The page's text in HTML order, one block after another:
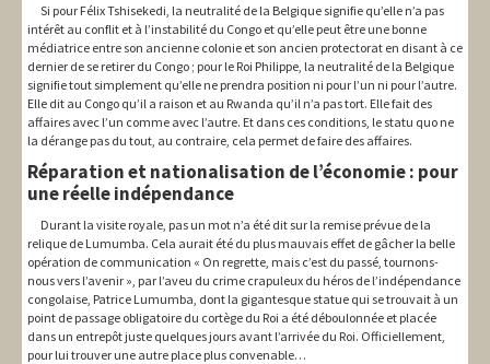
Si pour Félix Tshisekedi, la neutralité de la Belgique signifie qu’elle n’a pas
intérêt au conflit et à l’instabilité du Congo et qu’elle peut être une bonne
médiatrice entre son ancienne colonie et son ancien protectorat en disant à ce
dernier de se retirer du Congo ; pour le Roi Philippe, la neutralité de la Belgique
signifie tout simplement qu’elle ne prendra position ni pour l’un ni pour l’autre.
Elle dit au Congo qu’il a raison et au Rwanda qu’il n’a pas tort. Elle fait des
affaires avec l’un comme avec l’autre. Et dans ces conditions, le statu quo ne
la dérange pas du tout, au contraire, cela permet de faire des affaires.
Réparation et nationalisation de l’économie : pour
une réelle indépendance
Durant la visite royale, pas un mot n’a été dit sur la remise prévue de la
relique de Lumumba. Cela aurait été du plus mauvais effet de gâcher la belle
opération de communication « On regrette, mais c’est du passé, tournons-
nous vers l’avenir », par l’aveu du crime crapuleux du héros de l’indépendance
congolaise, Patrice Lumumba, dont la gigantesque statue qui se trouvait à un
point de passage obligatoire du cortège du Roi a été déboulonnée et placée
dans un entrepôt juste quelques jours avant l’arrivée du Roi. Officiellement,
pour lui trouver une autre place plus convenable…